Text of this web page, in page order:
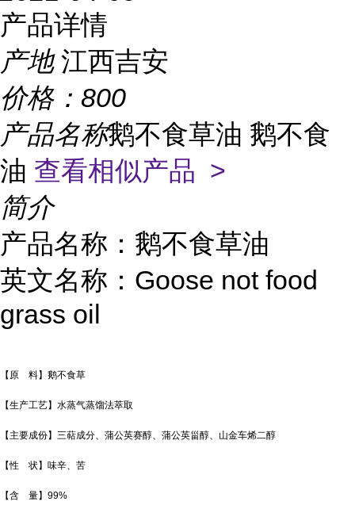
产品详情
产地 江西吉安
价格： 800
产品名称鹅不食草油 鹅不食
油 查看相似产品 >
简介
产品名称：鹅不食草油
英文名称：Goose not food
grass oil
【原 料】鹅不食草
【生产工艺】水蒸气蒸馏法萃取
【主要成份】三萜成分、蒲公英赛醇、蒲公英甾醇、山金车烯二醇
【性 状】味辛、苦
【含 量】99%